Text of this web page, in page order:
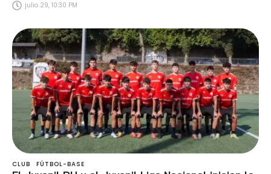
julio 29, 10:30 PM
CLUB FÚTBOL-BASE